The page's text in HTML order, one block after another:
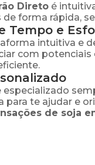
Direto é
forma rápida,
Tempo e
intuitiva e
com potenciais
especializado
para te ajudar e
de soja